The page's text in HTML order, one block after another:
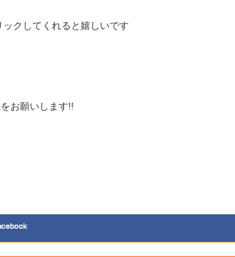
クしてくれると嬉しいです
お願いします!!